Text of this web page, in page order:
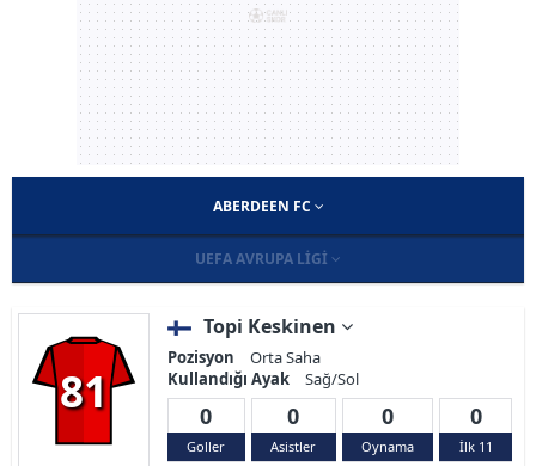
ABERDEEN FC
UEFA AVRUPA LIGI
81
Topi Keskinen
Pozisyon
Orta Saha
Kullandığı Ayak
Sağ/Sol
0
Goller
0
Asistler
0
Oynama
0
İlk 11